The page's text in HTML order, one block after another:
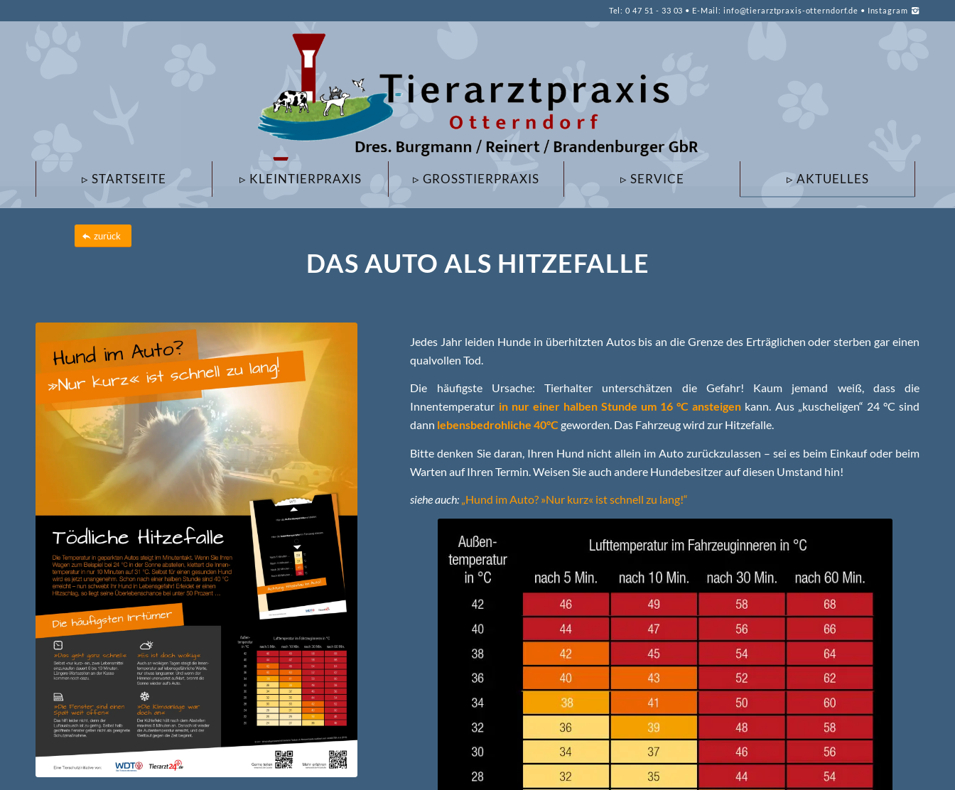
Tel: 0 47 51 - 33 03 • E-Mail: info@tierarztpraxis-otterndorf.de • Instagram
▹ STARTSEITE ▹ KLEINTIERPRAXIS ▹ GROSSTIERPRAXIS ▹ SERVICE ▹ AKTUELLES
zurück
DAS AUTO ALS HITZEFALLE
Jedes Jahr leiden Hunde in überhitzten Autos bis an die Grenze des Erträglichen oder sterben gar einen
qualvollen Tod.
Die häufigste Ursache: Tierhalter unterschätzen die Gefahr! Kaum jemand weiß, dass die
Innentemperatur in nur einer halben Stunde um 16 °C ansteigen kann. Aus „kuscheligen“ 24 °C sind
dann lebensbedrohliche 40°C geworden. Das Fahrzeug wird zur Hitzefalle.
Bitte denken Sie daran, Ihren Hund nicht allein im Auto zurückzulassen – sei es beim Einkauf oder beim
Warten auf Ihren Termin. Weisen Sie auch andere Hundebesitzer auf diesen Umstand hin!
siehe auch: „Hund im Auto? »Nur kurz« ist schnell zu lang!“